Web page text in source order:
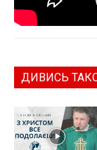
ДИВИСЬ